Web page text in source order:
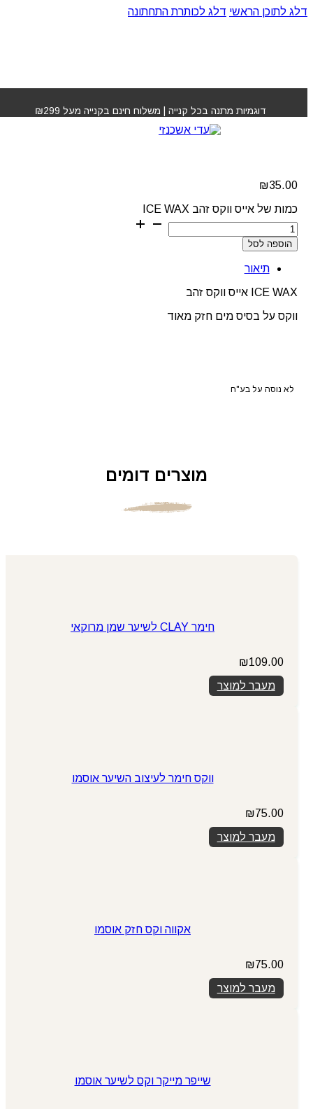
דלג לתוכן הראשי דלג לכותרת התחתונה
דוגמיות מתנה בכל קנייה | משלוח חינם בקנייה מעל ₪299
אייס ווקס זהב ICE WAX
₪35.00
כמות של אייס ווקס זהב ICE WAX
הוספה לסל
תיאור
ICE WAX אייס ווקס זהב
ווקס על בסיס מים חזק מאוד
לא נוסה על בע"ח
מוצרים דומים
חימר CLAY לשיער שמן מרוקאי
₪109.00
מעבר למוצר
ווקס חימר לעיצוב השיער אוסמו
₪75.00
מעבר למוצר
אקווה וקס חזק אוסמו
₪75.00
מעבר למוצר
שייפר מייקר וקס לשיער אוסמו